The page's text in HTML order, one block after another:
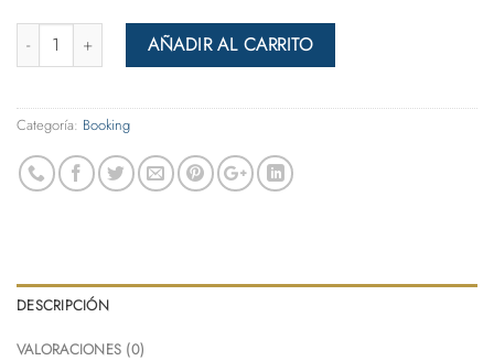
Cantidad AÑADIR AL CARRITO
Categoría: Booking
DESCRIPCIÓN
VALORACIONES (0)